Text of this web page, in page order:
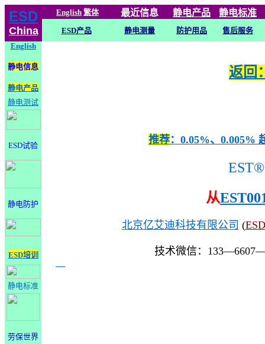
ESD
China
English 繁体 最近信息 静电产品 静电标准
ESD产品 静电测量 防护用品
售后服务
English
静电信息
静电产品
静电测试
ESD试验
静电防护
ESD培训
静电标准
劳保世界
返回
推荐：0.05%、0.005%
EST®
从
北京亿艾迪科技有限公司 (
技术微信：